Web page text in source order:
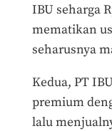
IBU seharga
mematikan
seharusnya
Kedua, PT
premium
lalu